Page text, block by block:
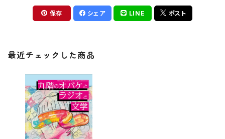
保存 シェア LINE ポスト
最近チェックした商品